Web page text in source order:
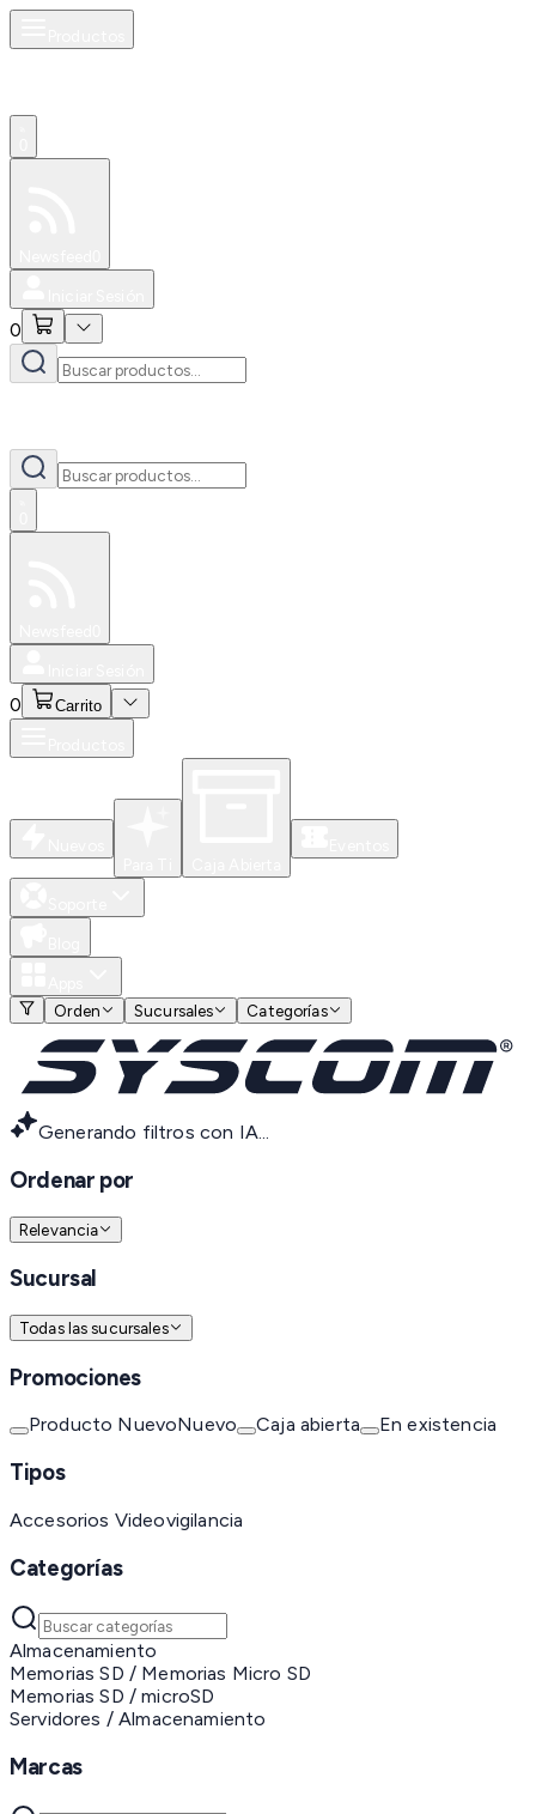
0
0 Carrito
Orden
Sucursales Categorías
Generando filtros con IA...
Ordenar por
Relevancia
Sucursal
Todas las sucursales
Promociones
Producto NuevoNuevo Caja abierta En existencia
Tipos
Accesorios Videovigilancia
Categorías
Almacenamiento
Memorias SD / Memorias Micro SD
Memorias SD / microSD
Servidores / Almacenamiento
Marcas